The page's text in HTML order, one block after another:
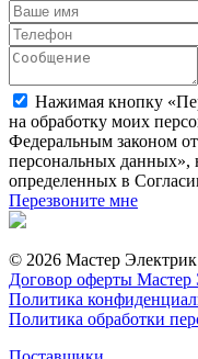
Нажимая кнопку
на обработку моих
Федеральным законом
персональных данных»,
определенных в
Перезвоните мне
© 2026 Мастер
Договор оферты Мастер
Политика
Политика обработки